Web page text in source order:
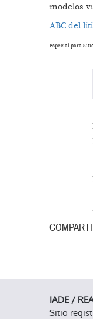
modelos
ABC del
Especial para
IADE /
Sitio